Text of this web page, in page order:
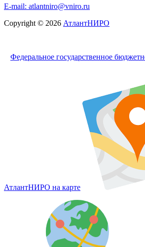
E-mail: atlantniro@vniro.ru
Copyright © 2026 АтлантНИРО
Федеральное государственное
АтлантНИРО на карте